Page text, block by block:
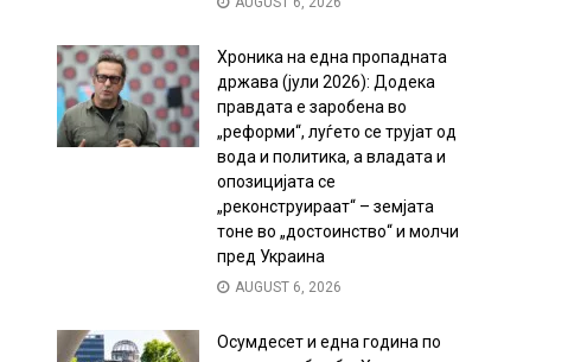
Хроника на една пропадната
држава (јули 2026): Додека
правдата е заробена во
„реформи“, луѓето се трујат од
вода и политика, а владата и
опозицијата се
„реконструираат“ – земјата
тоне во „достоинство“ и молчи
пред Украина
AUGUST 6, 2026
Осумдесет и една година по